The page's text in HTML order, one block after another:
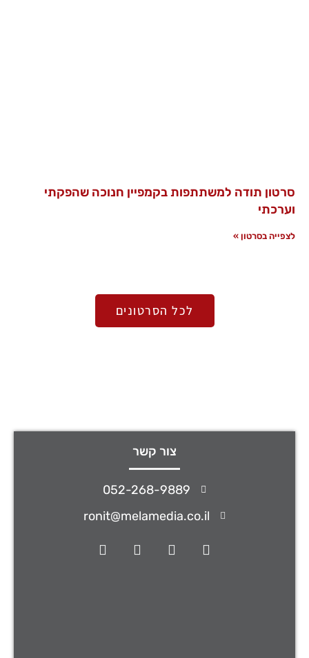
סרטון תודה למשתתפות בקמפיין חנוכה שהפקתי
וערכתי
לצפייה בסרטון »
לכל הסרטונים
צור קשר
052-268-9889
ronit@melamedia.co.il